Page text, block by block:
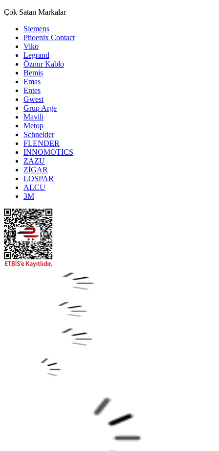
Çok Satan Markalar
Siemens
Phoenix Contact
Viko
Legrand
Öznur Kablo
Bemis
Emas
Entes
Gwest
Grup Arge
Mavili
Metop
Schneider
FLENDER
INNOMOTICS
ZAZU
ZİGAR
LOSPAR
ALCU
3M